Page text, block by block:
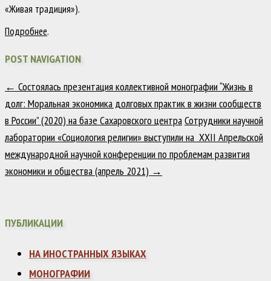
«Живая традиция»).
Подробнее.
POST NAVIGATION
← Состоялась презентация коллективной монографии “Жизнь в
долг: Моральная экономика долговых практик в жизни сообществ
в России” (2020) на базе Сахаровского центраСотрудники научной
лаборатории «Социология религии» выступили на XXII Апрельской
международной научной конференции по проблемам развития
экономики и общества (апрель 2021) →
ПУБЛИКАЦИИ
НА ИНОСТРАННЫХ ЯЗЫКАХ
МОНОГРАФИИ